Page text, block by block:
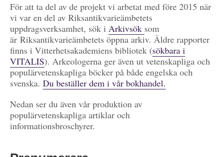
För att ta del av de projekt vi arbetat med före 2015 när
vi var en del av Riksantikvarieämbetets
uppdragsverksamhet, sök i Arkivsök som
är Riksantikvarieämbetets öppna arkiv. Äldre rapporter
finns i Vitterhetsakademiens bibliotek (sökbara i
VITALIS). Arkeologerna ger även ut vetenskapliga och
populärvetenskapliga böcker på både engelska och
svenska. Du beställer dem i vår bokhandel.
Nedan ser du även vår produktion av
populärvetenskapliga artiklar och
informationsbroschyrer.